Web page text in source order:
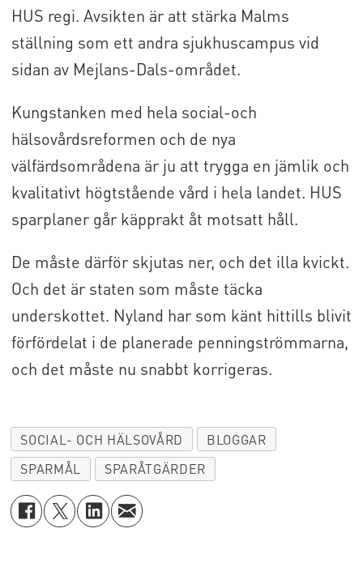
HUS regi. Avsikten är att stärka Malms
ställning som ett andra sjukhuscampus vid
sidan av Mejlans-Dals-området.
Kungstanken med hela social-och
hälsovårdsreformen och de nya
välfärdsområdena är ju att trygga en jämlik och
kvalitativt högtstående vård i hela landet. HUS
sparplaner går käpprakt åt motsatt håll.
De måste därför skjutas ner, och det illa kvickt.
Och det är staten som måste täcka
underskottet. Nyland har som känt hittills blivit
förfördelat i de planerade penningströmmarna,
och det måste nu snabbt korrigeras.
SOCIAL- OCH HÄLSOVÅRD
BLOGGAR
SPARMÅL
SPARÅTGÄRDER